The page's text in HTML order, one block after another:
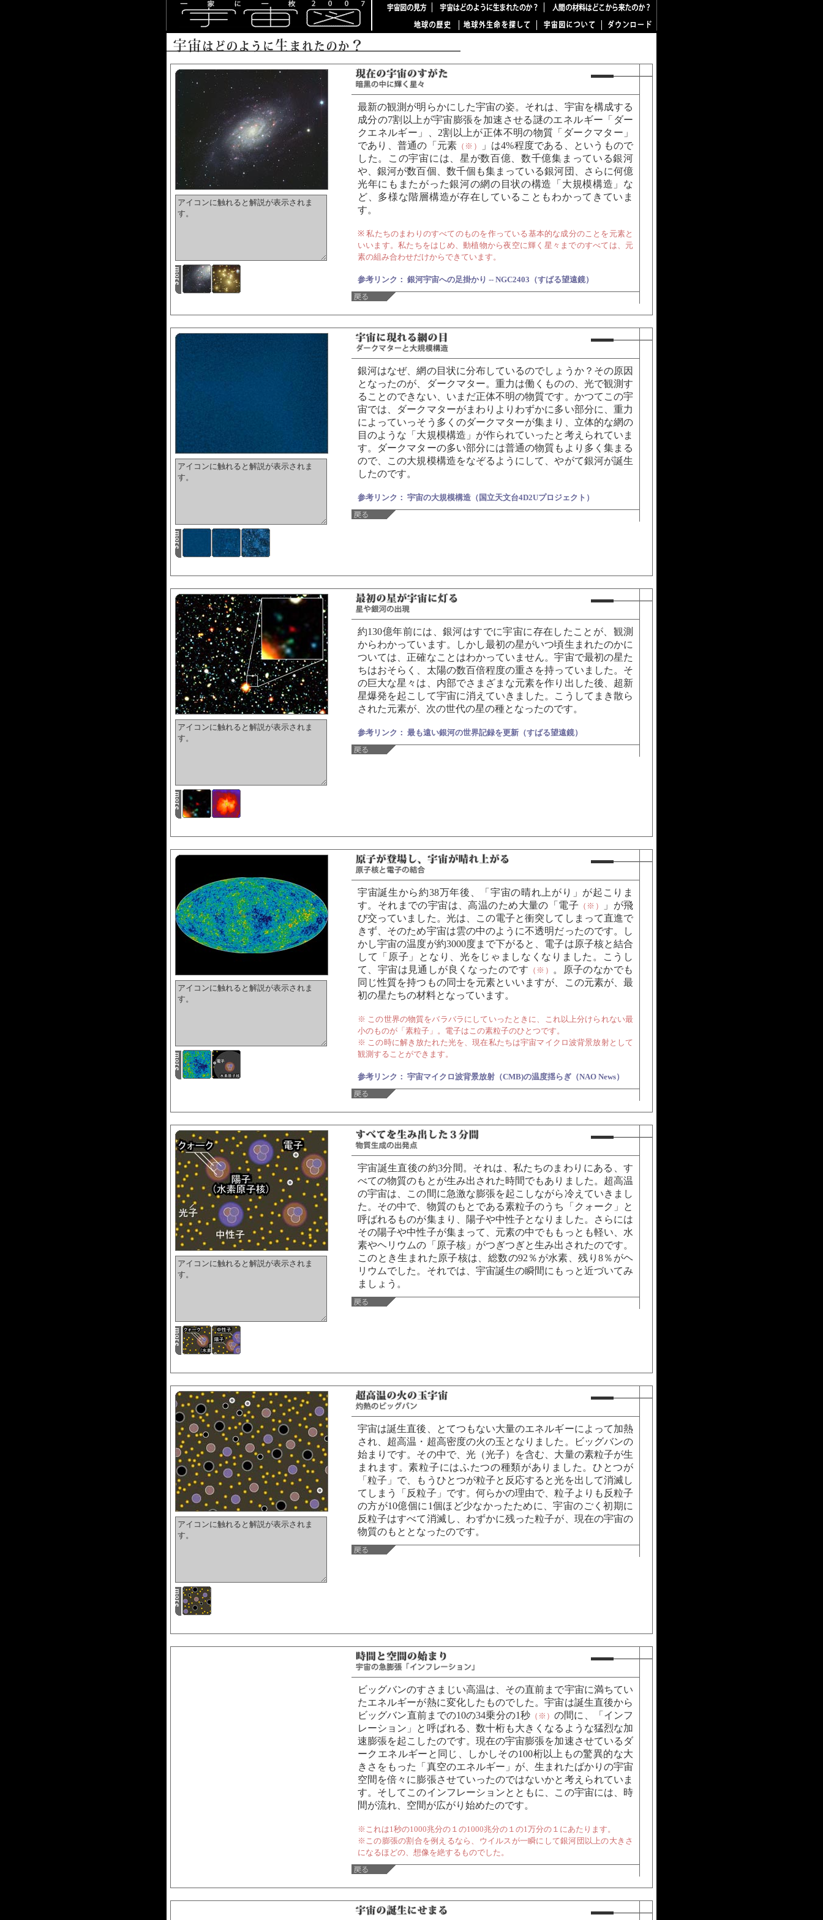
最新の観測が明らかにした宇宙の姿。それは、宇宙を構成する
成分の7割以上が宇宙膨張を加速させる謎のエネルギー「ダー
クエネルギー」、2割以上が正体不明の物質「ダークマター」
であり、普通の「元素 （※）
」は4%程度である、というもので
した。この宇宙には、星が数百億、数千億集まっている銀河
や、銀河が数百個、数千個も集まっている銀河団、さらに何億
光年にもまたがった銀河の網の目状の構造「大規模構造」な
ど、多様な階層構造が存在していることもわかってきていま
す。
※ 私たちのまわりのすべてのものを作っている基本的な成分のことを元素と
いいます。私たちをはじめ、動植物から夜空に輝く星々までのすべては、元
素の組み合わせだけからできています。
参考リンク： 銀河宇宙への足掛かり -- NGC2403（すばる望遠鏡）
銀河はなぜ、網の目状に分布しているのでしょうか？その原因
となったのが、ダークマター。重力は働くものの、光で観測す
ることのできない、いまだ正体不明の物質です。かつてこの宇
宙では、ダークマターがまわりよりわずかに多い部分に、重力
によっていっそう多くのダークマターが集まり、立体的な網の
目のような「大規模構造」が作られていったと考えられていま
す。ダークマターの多い部分には普通の物質もより多く集まる
ので、この大規模構造をなぞるようにして、やがて銀河が誕生
したのです。
参考リンク： 宇宙の大規模構造（国立天文台4D2Uプロジェクト）
約130億年前には、銀河はすでに宇宙に存在したことが、観測
からわかっています。しかし最初の星がいつ頃生まれたのかに
ついては、正確なことはわかっていません。宇宙で最初の星た
ちはおそらく、太陽の数百倍程度の重さを持っていました。そ
の巨大な星々は、内部でさまざまな元素を作り出した後、超新
星爆発を起こして宇宙に消えていきました。こうしてまき散ら
された元素が、次の世代の星の種となったのです。
参考リンク： 最も遠い銀河の世界記録を更新（すばる望遠鏡）
宇宙誕生から約38万年後、「宇宙の晴れ上がり」が起こりま
す。それまでの宇宙は、高温のため大量の「電子 （※）
」が飛
び交っていました。光は、この電子と衝突してしまって直進で
きず、そのため宇宙は雲の中のように不透明だったのです。し
かし宇宙の温度が約3000度まで下がると、電子は原子核と結合
して「原子」となり、光をじゃましなくなりました。こうし
て、宇宙は見通しが良くなったのです （※）
。原子のなかでも
同じ性質を持つもの同士を元素といいますが、この元素が、最
初の星たちの材料となっています。
※ この世界の物質をバラバラにしていったときに、これ以上分けられない最
小のものが「素粒子」。電子はこの素粒子のひとつです。
※ この時に解き放たれた光を、現在私たちは宇宙マイクロ波背景放射として
観測することができます。
参考リンク： 宇宙マイクロ波背景放射（CMB)の温度揺らぎ（NAO News）
宇宙誕生直後の約3分間。それは、私たちのまわりにある、す
べての物質のもとが生み出された時間でもありました。超高温
の宇宙は、この間に急激な膨張を起こしながら冷えていきまし
た。その中で、物質のもとである素粒子のうち「クォーク」と
呼ばれるものが集まり、陽子や中性子となりました。さらには
その陽子や中性子が集まって、元素の中でももっとも軽い、水
素やヘリウムの「原子核」がつぎつぎと生み出されたのです。
このとき生まれた原子核は、総数の92％が水素、残り8％がヘ
リウムでした。それでは、宇宙誕生の瞬間にもっと近づいてみ
ましょう。
宇宙は誕生直後、とてつもない大量のエネルギーによって加熱
され、超高温・超高密度の火の玉となりました。ビッグバンの
始まりです。その中で、光（光子）を含む、大量の素粒子が生
まれます。素粒子にはふたつの種類がありました。ひとつが
「粒子」で、もうひとつが粒子と反応すると光を出して消滅し
てしまう「反粒子」です。何らかの理由で、粒子よりも反粒子
の方が10億個に1個ほど少なかったために、宇宙のごく初期に
反粒子はすべて消滅し、わずかに残った粒子が、現在の宇宙の
物質のもととなったのです。
ビッグバンのすさまじい高温は、その直前まで宇宙に満ちてい
たエネルギーが熱に変化したものでした。宇宙は誕生直後から
ビッグバン直前までの10の34乗分の1秒（※）の間に、「インフ
レーション」と呼ばれる、数十桁も大きくなるような猛烈な加
速膨張を起こしたのです。現在の宇宙膨張を加速させているダ
ークエネルギーと同じ、しかしその100桁以上もの驚異的な大
きさをもった「真空のエネルギー」が、生まれたばかりの宇宙
空間を倍々に膨張させていったのではないかと考えられていま
す。そしてこのインフレーションとともに、この宇宙には、時
間が流れ、空間が広がり始めたのです。
※これは1秒の1000兆分の１の1000兆分の１の1万分の１にあたります。
※この膨張の割合を例えるなら、ウイルスが一瞬にして銀河団以上の大きさ
になるほどの、想像を絶するものでした。